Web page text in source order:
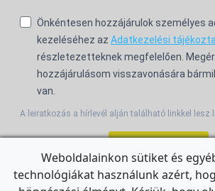
Önkéntesen hozzájárulok személyes
kezeléséhez az Adatkezelési
részletezetteknek megfelelően.
hozzájárulásom visszavonására
van.
A leiratkozás a hírlevél alján található linkkel lesz
For the English Newsletter, clickHERE.
Weboldalainkon sütiket és
technológiákat használunk azért,